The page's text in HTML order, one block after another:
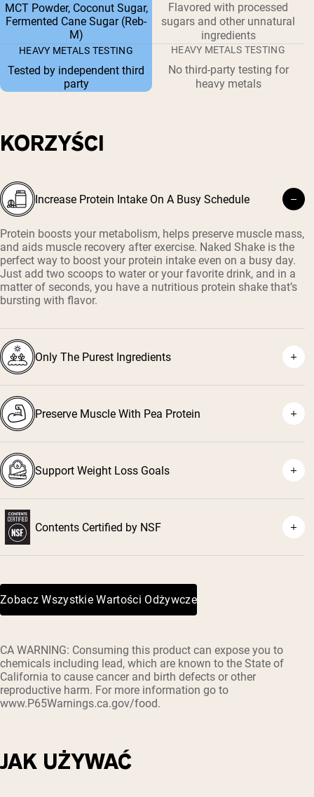
MCT Powder, Coconut Sugar,
Fermented Cane Sugar (Reb-
M)
Flavored with processed
sugars and other unnatural
ingredients
HEAVY METALS TESTING
Tested by independent third
party
HEAVY METALS TESTING
No third-party testing for
heavy metals
KORZYŚCI
Increase Protein Intake On A Busy Schedule
Protein boosts your metabolism, helps preserve muscle mass,
and aids muscle recovery after exercise. Naked Shake is the
perfect way to boost your protein intake even on a busy day.
Just add two scoops to water or your favorite drink, and in a
matter of seconds, you have a nutritious protein shake that’s
bursting with flavor.
Only The Purest Ingredients
Preserve Muscle With Pea Protein
Support Weight Loss Goals
Contents Certified by NSF
Zobacz Wszystkie Wartości Odżywcze
CA WARNING: Consuming this product can expose you to
chemicals including lead, which are known to the State of
California to cause cancer and birth defects or other
reproductive harm. For more information go to
www.P65Warnings.ca.gov/food.
JAK UŻYWAĆ